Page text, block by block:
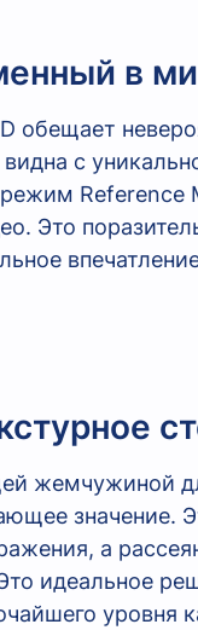
в
обещает
с
Reference
Это
жемчужиной
значение.
а
идеальное
уровня